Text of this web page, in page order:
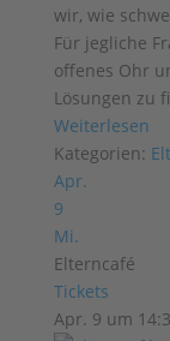
wir, wie
Für jegliche
offenes Ohr
Lösungen zu
Weiterlesen
Kategorien:
Apr.
9
Mi.
Elterncafé
Tickets
Apr. 9 um